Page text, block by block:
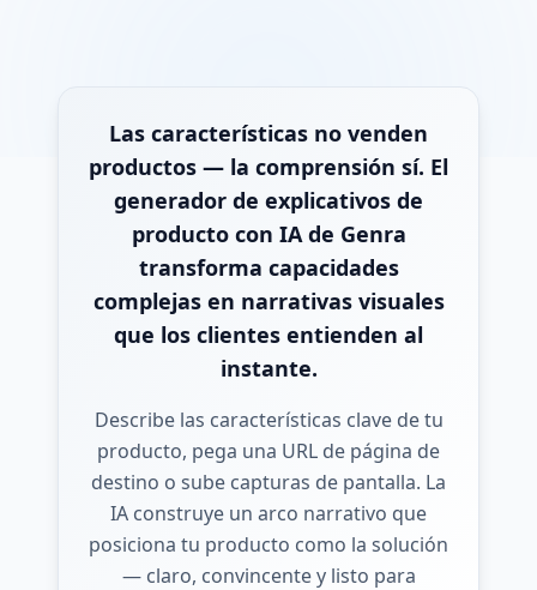
Las características no venden
productos — la comprensión sí. El
generador de explicativos de
producto con IA de Genra
transforma capacidades
complejas en narrativas visuales
que los clientes entienden al
instante.
Describe las características clave de tu
producto, pega una URL de página de
destino o sube capturas de pantalla. La
IA construye un arco narrativo que
posiciona tu producto como la solución
— claro, convincente y listo para